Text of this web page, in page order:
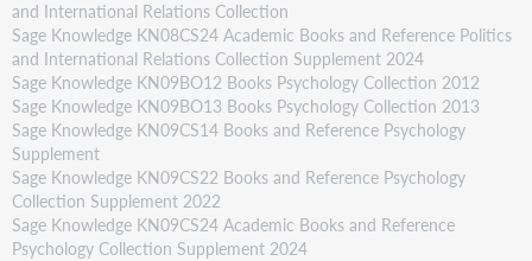
and International Relations Collection
Sage Knowledge KN08CS24 Academic Books and Reference Politics
and International Relations Collection Supplement 2024
Sage Knowledge KN09BO12 Books Psychology Collection 2012
Sage Knowledge KN09BO13 Books Psychology Collection 2013
Sage Knowledge KN09CS14 Books and Reference Psychology
Supplement
Sage Knowledge KN09CS22 Books and Reference Psychology
Collection Supplement 2022
Sage Knowledge KN09CS24 Academic Books and Reference
Psychology Collection Supplement 2024